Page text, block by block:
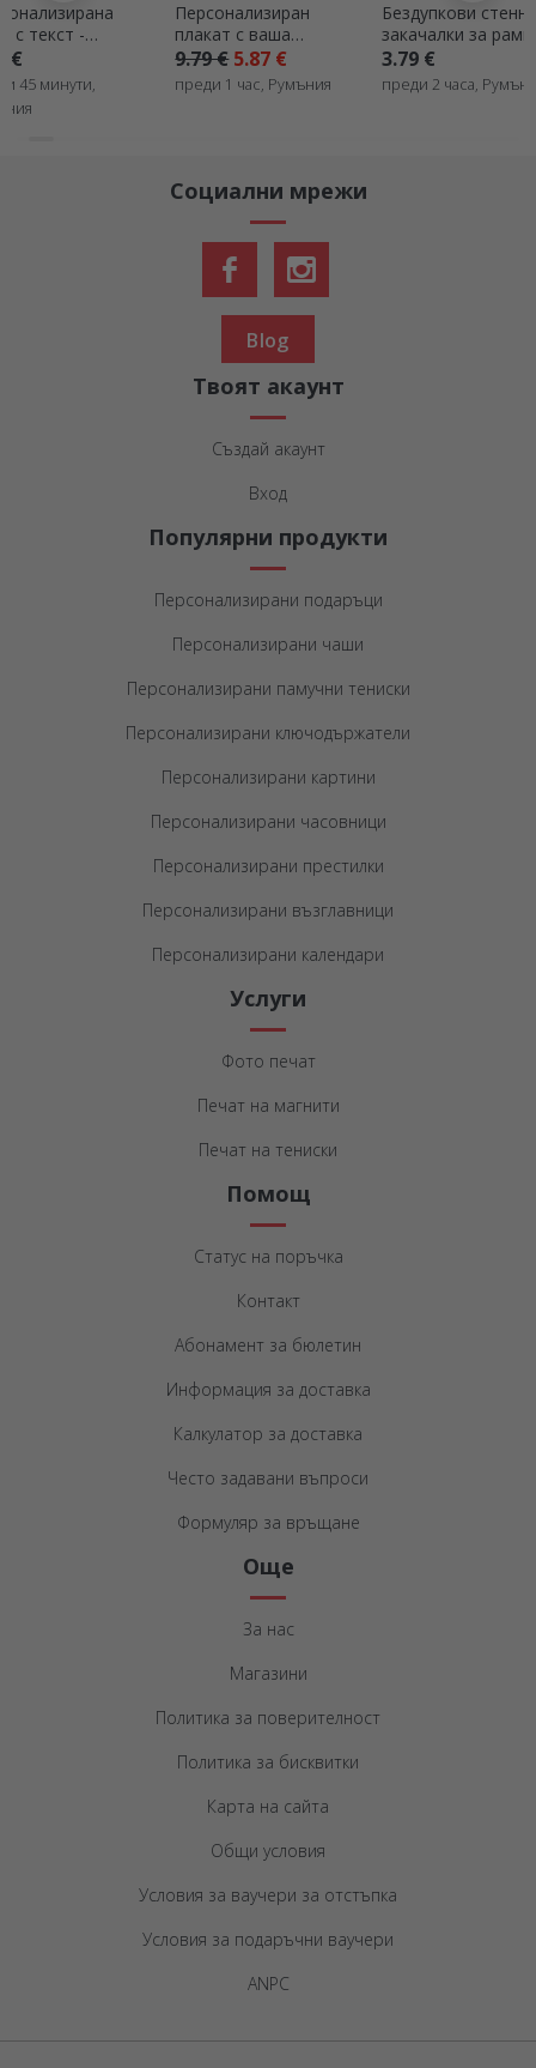
Персонализиран
плакат с ваша
собствена графика
преди 1 час, Румъния
Бездупкови стенни
закачалки за рамки,
картини, платна
3.79 €
преди 2 часа, Румъния
картина с
момчета
преди 2
Социални мрежи
Blog
Твоят акаунт
Създай акаунт
Вход
Популярни продукти
Персонализирани подаръци
Персонализирани чаши
Персонализирани памучни тениски
Персонализирани ключодържатели
Персонализирани картини
Персонализирани часовници
Персонализирани престилки
Персонализирани възглавници
Персонализирани календари
Услуги
Фото печат
Печат на магнити
Печат на тениски
Помощ
Статус на поръчка
Контакт
Абонамент за бюлетин
Информация за доставка
Калкулатор за доставка
Често задавани въпроси
Формуляр за връщане
Още
За нас
Магазини
Политика за поверителност
Политика за бисквитки
Карта на сайта
Общи условия
Условия за ваучери за отстъпка
Условия за подаръчни ваучери
ANPC